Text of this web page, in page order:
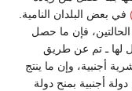
في بعض البلدان النامية.
فإن ما حصل
لها ـ تم عن طريق
أجنبية، وإن ما ينتج
أجنبية بمنح دولة